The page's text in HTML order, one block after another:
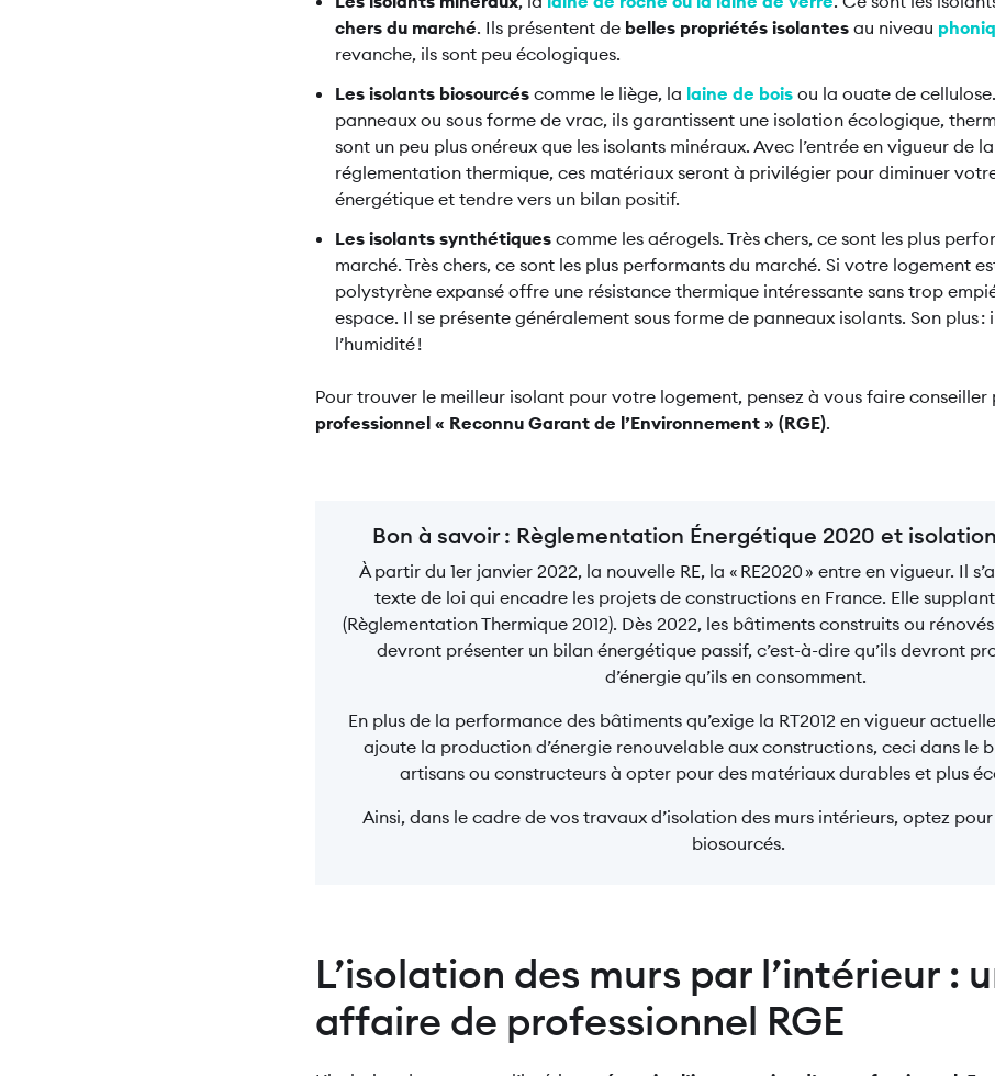
chers du marché. Ils présentent de belles propriétés isolantes au niveau
revanche, ils sont peu écologiques.
Les isolants biosourcés comme le liège, la laine de bois ou la ouate de
panneaux ou sous forme de vrac, ils garantissent une isolation écologique,
sont un peu plus onéreux que les isolants minéraux. Avec l’entrée en vigueur de
réglementation thermique, ces matériaux seront à privilégier pour diminuer
énergétique et tendre vers un bilan positif.
Les isolants synthétiques comme les aérogels. Très chers, ce sont les plus
marché. Très chers, ce sont les plus performants du marché. Si votre logement
polystyrène expansé offre une résistance thermique intéressante sans trop
espace. Il se présente généralement sous forme de panneaux isolants. Son plus :
l’humidité !
Pour trouver le meilleur isolant pour votre logement, pensez à vous faire conseiller
professionnel « Reconnu Garant de l’Environnement » (RGE).
Bon à savoir : Règlementation Énergétique 2020 et
À partir du 1er janvier 2022, la nouvelle RE, la « RE2020 » entre en vigueur. Il
texte de loi qui encadre les projets de constructions en France. Elle
(Règlementation Thermique 2012). Dès 2022, les bâtiments construits ou
devront présenter un bilan énergétique passif, c’est-à-dire qu’ils devront
d’énergie qu’ils en consomment.
En plus de la performance des bâtiments qu’exige la RT2012 en vigueur
ajoute la production d’énergie renouvelable aux constructions, ceci dans le
artisans ou constructeurs à opter pour des matériaux durables et plus
Ainsi, dans le cadre de vos travaux d’isolation des murs intérieurs, optez
biosourcés.
L’isolation des murs par l’intérieur :
affaire de professionnel RGE